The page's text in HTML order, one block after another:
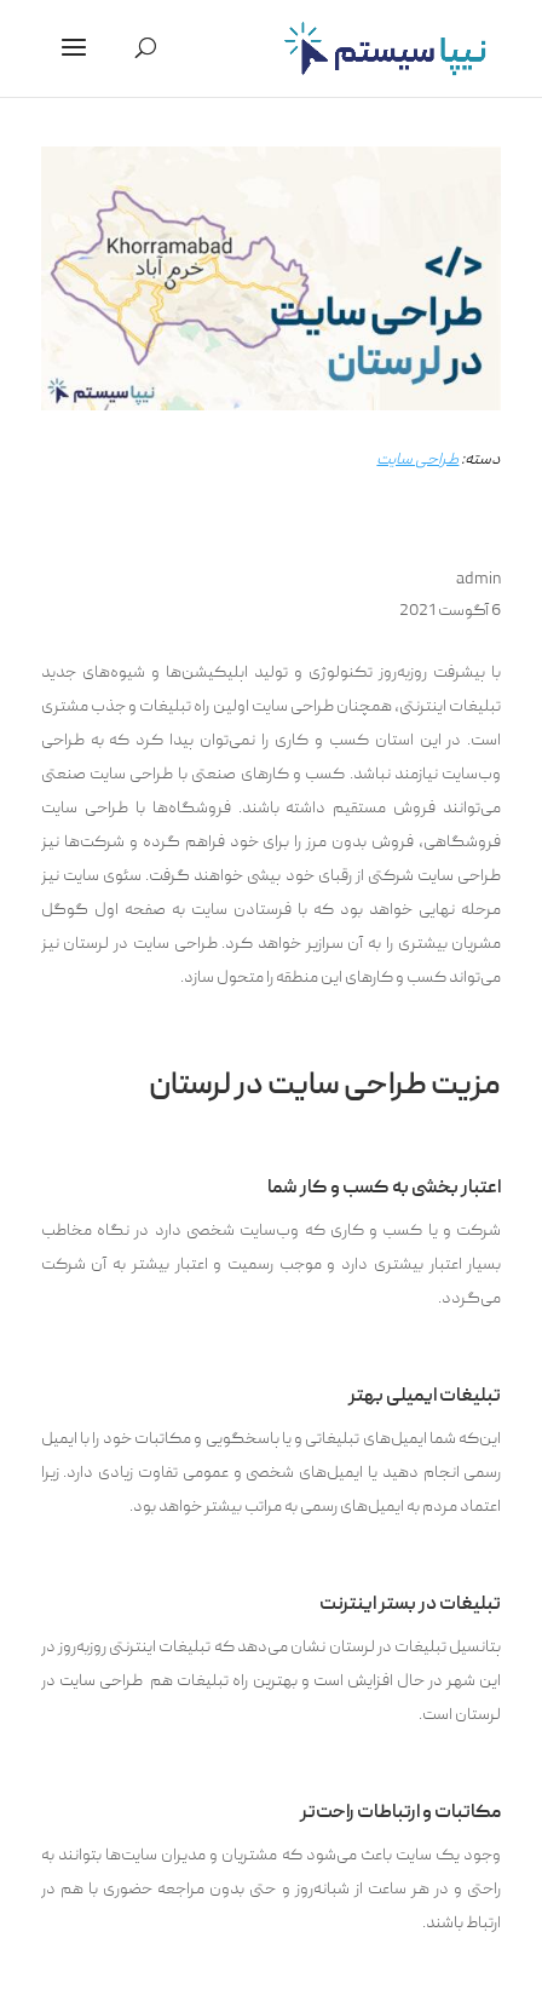
دسته:طراحی سایت
admin
6 آگوست 2021
با پیشرفت روز‌به‌روز تکنولوژی و تولید اپلیکیشن‌ها و شیوه‌های جدید
تبلیغات اینترنتی، همچنان طراحی سایت اولین راه تبلیغات و جذب مشتری
است. در این استان کسب و کاری را نمی‌توان پیدا کرد که به طراحی
وب‌سایت نیازمند نباشد. کسب و کار‌های صنعتی با طراحی سایت صنعتی
می‌توانند فروش مستقیم داشته باشند. فروشگاه‌ها با طراحی سایت
فروشگاهی، فروش بدون مرز را برای خود فراهم گرده و شرکت‌ها نیز
طراحی سایت شرکتی از رقبای خود پیشی خواهند گرفت. سئوی سایت نیز
مرحله نهایی خواهد بود که با فرستادن سایت به صفحه اول گوگل
مشریان بیشتری را به آن سرازیر خواهد کرد. طراحی سایت در لرستان نیز
می‌تواند کسب و کارهای این منطقه را متحول سازد.
مزیت طراحی سایت در لرستان
اعتبار بخشی به کسب و کار شما
شرکت و یا کسب و کاری که وب‌سایت شخصی دارد در نگاه مخاطب
بسیار اعتبار بیشتری دارد و موجب رسمیت و اعتبار بیشتر به آن شرکت
می‌گردد.
تبلیغات ایمیلی بهتر
این‌که شما ایمیل‌های تبلیغاتی و یا پاسخگویی و مکاتبات خود را با ایمیل
رسمی انجام دهید یا ایمیل‌های شخصی و عمومی تفاوت زیادی دارد. زیرا
اعتماد مردم به ایمیل‌های رسمی به مراتب بیشتر خواهد بود.
تبلیغات در بستر اینترنت
پتانسیل تبلیغات در لرستان نشان می‌دهد که تبلیغات اینترنتی روز‌به‌روز در
این شهر در حال افزایش است و بهترین راه تبلیغات هم طراحی سایت در
لرستان است.
مکاتبات و ارتباطات راحت‌تر
وجود یک سایت باعث می‌شود که مشتریان و مدیران سایت‌ها بتوانند به
راحتی و در هر ساعت از شبانه‌روز و حتی بدون مراجعه حضوری با هم در
ارتباط باشند.